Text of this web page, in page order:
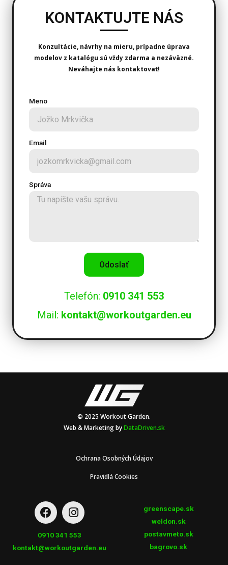
KONTAKTUJTE NÁS
Konzultácie, návrhy na mieru, prípadne úprava
modelov z katalógu sú vždy zdarma a nezáväzné.
Neváhajte nás kontaktovať!
Meno
Email
Správa
Odoslať
Telefón: 0910 341 553
Mail: kontakt@workoutgarden.eu
© 2025 Workout Garden.
Web & Marketing byDataDriven.sk
Ochrana Osobných Údajov
Pravidlá Cookies
0910 341 553
kontakt@workoutgarden.eu
greenscape.sk
weldon.sk
postavmeto.sk
bagrovo.sk